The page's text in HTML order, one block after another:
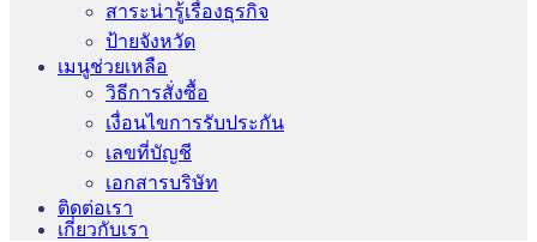
สาระน่ารู้เรื่องธุรกิจ
ป้ายจังหวัด
เมนูช่วยเหลือ
วิธีการสั่งซื้อ
เงื่อนไขการรับประกัน
เลขที่บัญชี
เอกสารบริษัท
ติดต่อเรา
เกี่ยวกับเรา